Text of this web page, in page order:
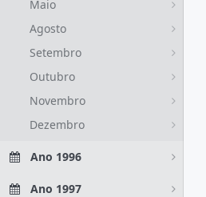
Maio
Agosto
Setembro
Outubro
Novembro
Dezembro
Ano 1996
Ano 1997